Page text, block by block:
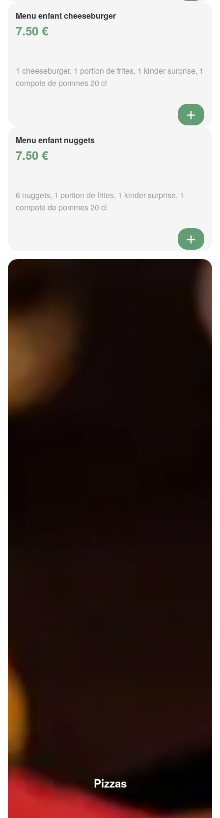
Menu enfant cheeseburger
7.50 €
1 cheeseburger, 1 portion de frites, 1 kinder surprise, 1
compote de pommes 20 cl
Menu enfant nuggets
7.50 €
6 nuggets, 1 portion de frites, 1 kinder surprise, 1
compote de pommes 20 cl
Pizzas